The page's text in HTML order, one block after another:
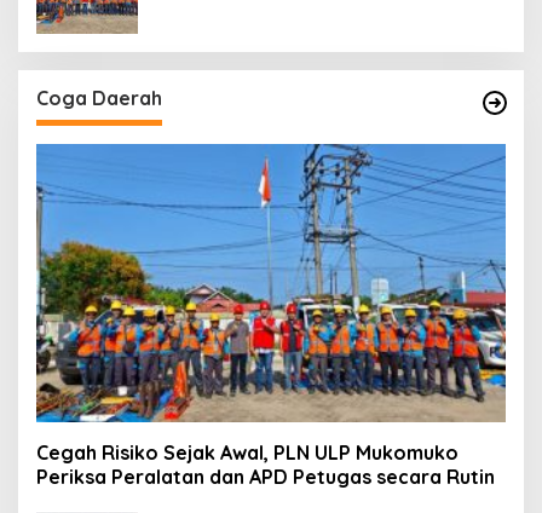
Coga Daerah
Cegah Risiko Sejak Awal, PLN ULP Mukomuko
Periksa Peralatan dan APD Petugas secara Rutin